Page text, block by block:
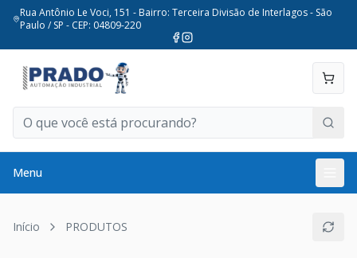
Rua Antônio Le Voci, 151 - Bairro: Terceira Divisão de Interlagos - São
Paulo / SP - CEP: 04809-220
Menu
Início PRODUTOS